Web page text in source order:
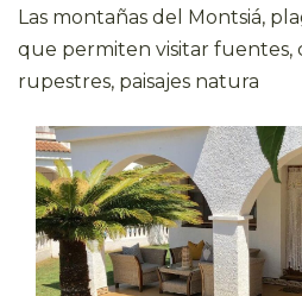
Las montañas del Montsiá,
que permiten visitar fuentes,
rupestres, paisajes natura